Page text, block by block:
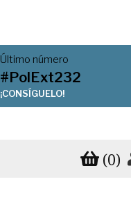
Último número
#PolExt232
¡CONSÍGUELO!
(0)